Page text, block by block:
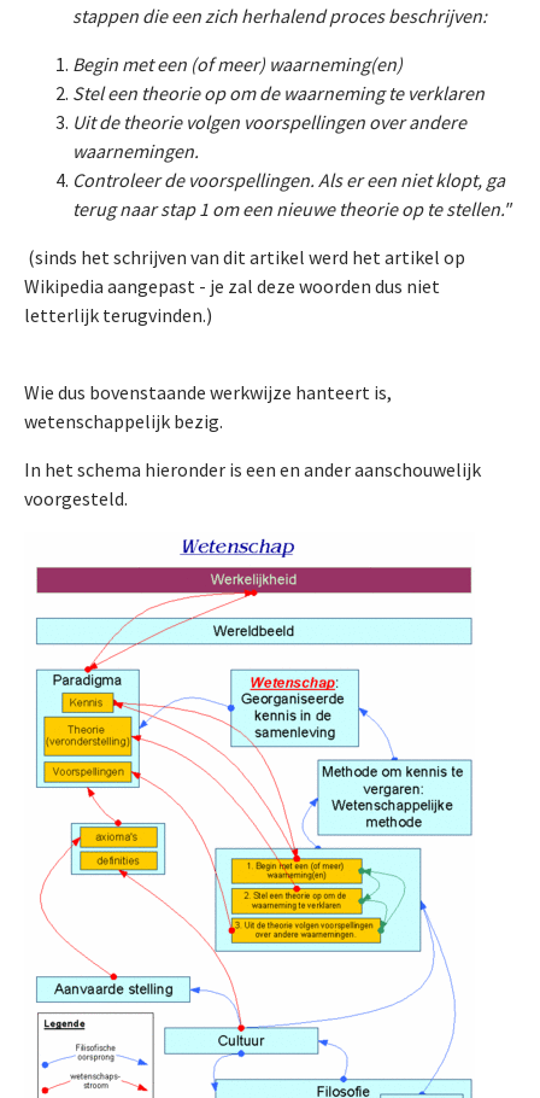
stappen die een zich herhalend proces beschrijven:
Begin met een (of meer) waarneming(en)
Stel een theorie op om de waarneming te verklaren
Uit de theorie volgen voorspellingen over andere
waarnemingen.
Controleer de voorspellingen. Als er een niet klopt, ga
terug naar stap 1 om een nieuwe theorie op te stellen."
(sinds het schrijven van dit artikel werd het artikel op
Wikipedia aangepast - je zal deze woorden dus niet
letterlijk terugvinden.)
Wie dus bovenstaande werkwijze hanteert is,
wetenschappelijk bezig.
In het schema hieronder is een en ander aanschouwelijk
voorgesteld.